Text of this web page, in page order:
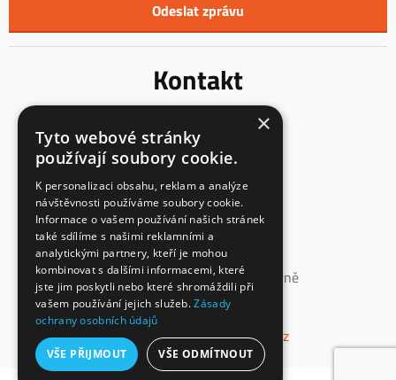
Kontakt
Mladoňovice 65
675 32, okres Třebíč
Česká Republika
IČ: 23855991
DIČ: CZ23855991
spisová značka: C 147862
vedená u Krajského soudu v Brně
+420 774 660 532
info@interierove-schodiste.cz
×
Tyto webové stránky
používají soubory cookie.
K personalizaci obsahu, reklam a analýze
návštěvnosti používáme soubory cookie.
Informace o vašem používání našich stránek
také sdílíme s našimi reklamními a
analytickými partnery, kteří je mohou
kombinovat s dalšími informacemi, které
jste jim poskytli nebo které shromáždili při
vašem používání jejich služeb.Zásady
ochrany osobních údajů
VŠE PŘIJMOUT VŠE ODMÍTNOUT